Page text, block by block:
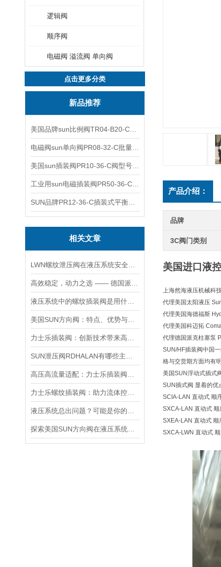
逻辑阀
顺序阀
电磁阀 溢流阀 单向阀
点击更多分类
新品推荐
相关文章
产品介绍：
品牌
3C阀门类别
美国进口液
上海然海液压机械科
代理美国太阳液压
代理美国海德福斯
代理美国科迈拓
代理德国派克柱塞泵
SUN/HF插装阀中国
格与交货期方面均有
美国SUN浮动式插式
SUN插式阀 显着的优
SCIA-LAN 直动式 顺
SXCA-LAN 直动式
SXEA-LAN 直动式 顺
SXCA-LWN 直动式